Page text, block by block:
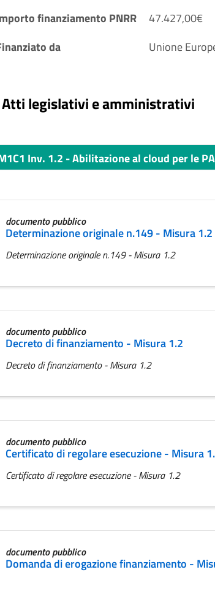
finanziamento PNRR
47.427,00€
da
Unione
Atti legislativi e amministrativi
Inv. 1.2 - Abilitazione al cloud per le PA
documento pubblico
Determinazione originale n.149 - Misura 1.2
Determinazione originale n.149 - Misura 1.2
documento pubblico
Decreto di finanziamento - Misura 1.2
Decreto di finanziamento - Misura 1.2
documento pubblico
Certificato di regolare esecuzione - Misura
Certificato di regolare esecuzione - Misura 1.2
documento pubblico
Domanda di erogazione finanziamento -